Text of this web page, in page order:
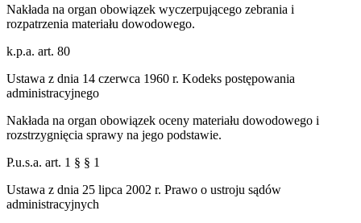
Nakłada na organ obowiązek wyczerpującego zebrania i
rozpatrzenia materiału dowodowego.
k.p.a. art. 80
Ustawa z dnia 14 czerwca 1960 r. Kodeks postępowania
administracyjnego
Nakłada na organ obowiązek oceny materiału dowodowego i
rozstrzygnięcia sprawy na jego podstawie.
P.u.s.a. art. 1 § § 1
Ustawa z dnia 25 lipca 2002 r. Prawo o ustroju sądów
administracyjnych